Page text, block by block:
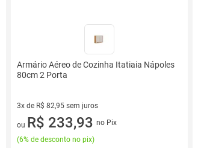
Armário Aéreo de Cozinha Itatiaia Nápoles
80cm 2 Porta
3x de R$ 82,95 sem juros
3 vez de R$ 82,95 sem juros
ou R$ 233,93 no Pix
(6% de desconto no pix)